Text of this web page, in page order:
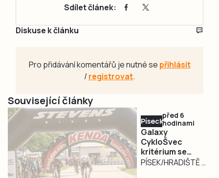
Sdílet článek:
Diskuse k článku
Pro přidávání komentářů je nutné se přihlásit
/registrovat.
Související články
Písecko
před 6
hodinami
Galaxy
CykloŠvec
kritérium se
vrací na Hradiště
PÍSEK/HRADIŠTĚ –